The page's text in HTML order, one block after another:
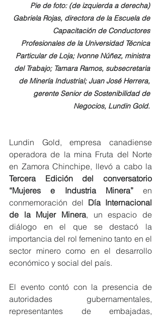
Pie de foto: (de izquierda a derecha)
Gabriela Rojas, directora de la Escuela de
Capacitación de Conductores
Profesionales de la Universidad Técnica
Particular de Loja; Ivonne Núñez, ministra
del Trabajo; Tamara Ramos, subsecretaria
de Minería Industrial; Juan José Herrera,
gerente Senior de Sostenibilidad de
Negocios, Lundin Gold.
Lundin Gold, empresa canadiense
operadora de la mina Fruta del Norte
Tercera Edición del conversatorio
“Mujeres e Industria Minera” en
conmemoración del Día Internacional
de la Mujer Minera, un espacio de
diálogo en el que se destacó la
importancia del rol femenino tanto en el
sector minero como en el desarrollo
económico y social del país.
El evento contó con la presencia de
autoridades gubernamentales,
representantes de embajadas,